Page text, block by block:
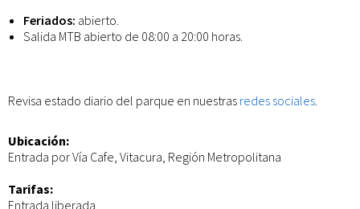
Feriados: abierto.
Salida MTB abierto de 08:00 a 20:00 horas.
Revisa estado diario del parque en nuestras redes sociales.
Ubicación:
Entrada por Vía Cafe, Vitacura, Región Metropolitana
Tarifas:
Entrada liberada